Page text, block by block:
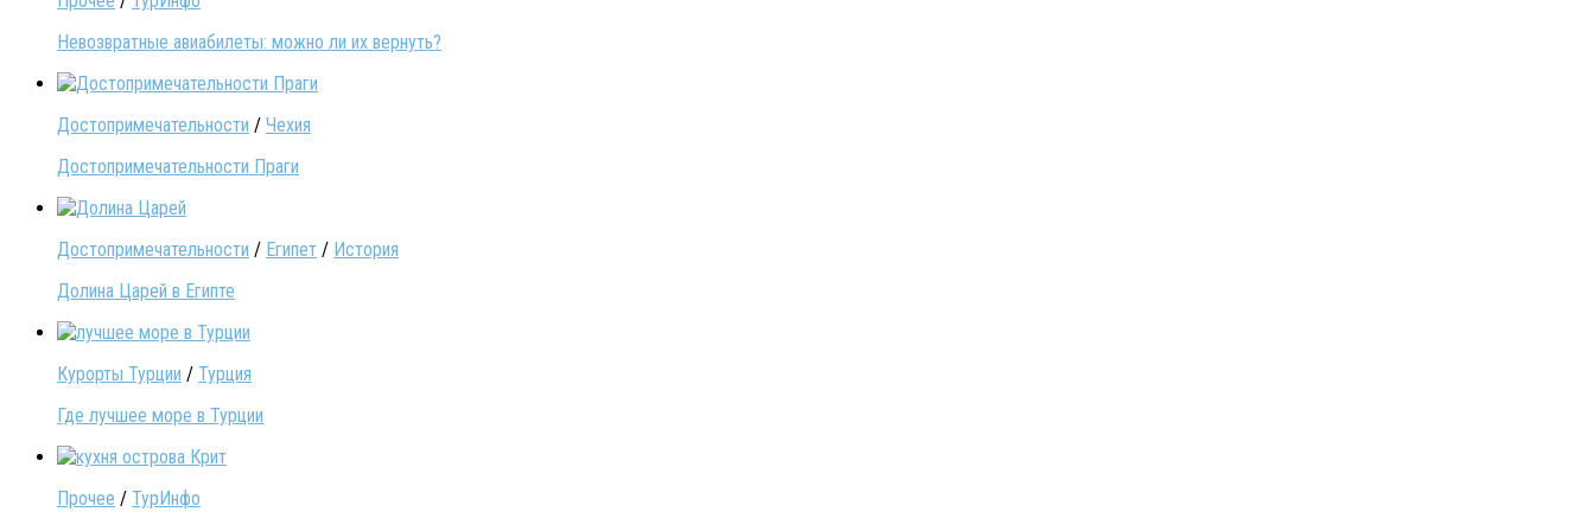
Невозвратные авиабилеты: можно ли их вернуть?
Достопримечательности / Чехия
Достопримечательности Праги
Достопримечательности / Египет / История
Долина Царей в Египте
Курорты Турции / Турция
Где лучшее море в Турции
Прочее / ТурИнфо